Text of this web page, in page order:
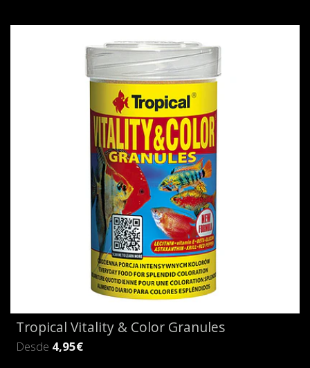
Tropical Vitality & Color Granules
Desde 4,95€